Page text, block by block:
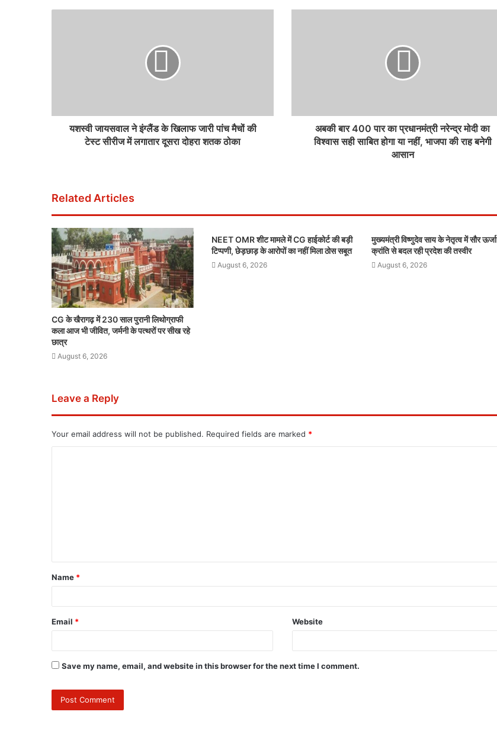
यशस्वी जायसवाल ने इंग्लैंड के खिलाफ जारी पांच मैचों की
टेस्ट सीरीज में लगातार दूसरा दोहरा शतक ठोका
अबकी बार 400 पार का प्रधानमंत्री नरेन्द्र मोदी का
विश्वास सही साबित होगा या नहीं, भाजपा की राह बनेगी
आसान
Related Articles
CG के खैरागढ़ में 230 साल पुरानी लिथोग्राफी
कला आज भी जीवित, जर्मनी के पत्थरों पर सीख रहे
छात्र
August 6, 2026
NEET OMR शीट मामले में CG हाईकोर्ट की बड़ी
टिप्पणी, छेड़छाड़ के आरोपों का नहीं मिला ठोस सबूत
August 6, 2026
मुख्यमंत्री विष्णुदेव साय के नेतृत्व में सौर ऊर्जा
क्रांति से बदल रही प्रदेश की तस्वीर
August 6, 2026
Leave a Reply
Your email address will not be published. Required fields are marked *
Name *
Email * Website
Save my name, email, and website in this browser for the next time I comment.